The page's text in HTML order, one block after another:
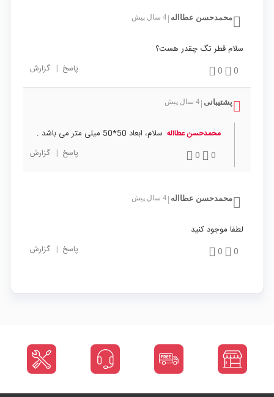
محمدحسن عطااله 4 سال پیش
سلام قطر تگ چقدر هست؟
0
0 پاسخ | گزارش
پشتیبانی 4 سال پیش
محمدحسن عطااله سلام، ابعاد 50*50 میلی متر می باشد .
0
0 پاسخ | گزارش
محمدحسن عطااله 4 سال پیش
لطفا موجود کنید
0
0 پاسخ | گزارش